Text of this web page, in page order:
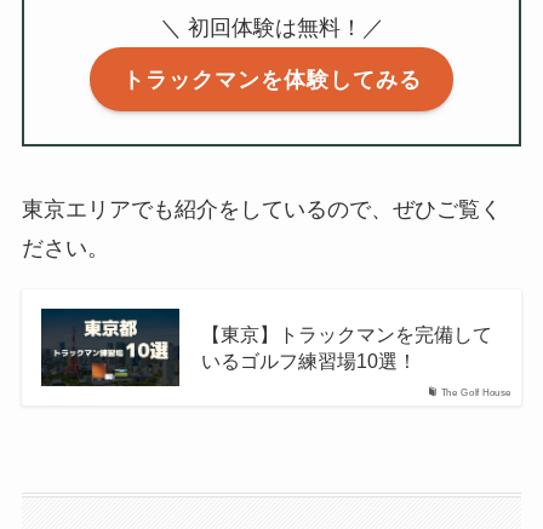
＼ 初回体験は無料！／
トラックマンを体験してみる
東京エリアでも紹介をしているので、ぜひご覧く
ださい。
The Golf House
【東京】トラックマンを完備して
いるゴルフ練習場10選！